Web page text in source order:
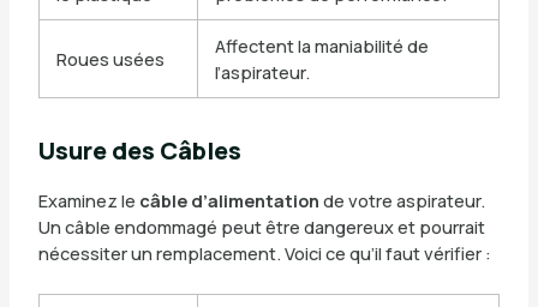
Roues usées
Affectent la maniabilité de
l’aspirateur.
Usure des Câbles
Examinez le câble d’alimentation de votre aspirateur.
Un câble endommagé peut être dangereux et pourrait
nécessiter un remplacement. Voici ce qu’il faut vérifier :